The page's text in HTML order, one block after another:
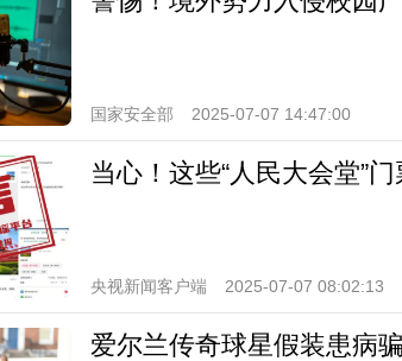
国家安全部 2025-07-07 14:47:00
当心！这些“人民大会堂”
央视新闻客户端 2025-07-07 08:02:13
爱尔兰传奇球星假装患病